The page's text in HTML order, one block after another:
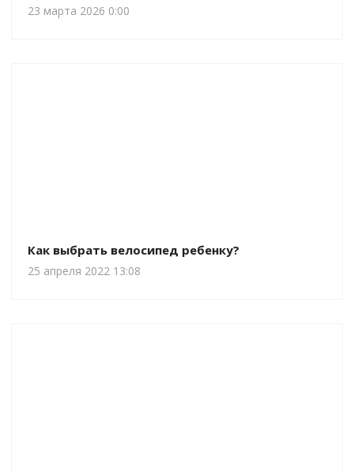
23 марта 2026 0:00
Как выбрать велосипед ребенку?
25 апреля 2022 13:08